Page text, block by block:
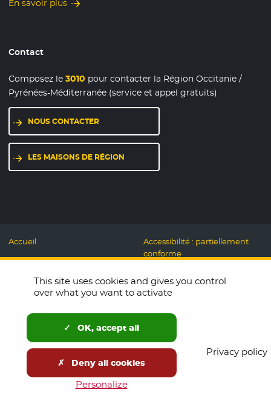
En savoir plus
Contact
Composez le3010 pour contacter la Région Occitanie /
Pyrénées-Méditerranée (service et appel gratuits)
NOUS CONTACTER
LES MAISONS DE RÉGION
Accueil
Mentions légales
Données personnelles et
Cookies
Espace presse
Télécharger le logo
English
Open Data
Accessibilité : partiellement
conforme
Responsable
Plan du site
Newsletters
This site uses cookies and gives you control
over what you want to activate
OK, accept all
Deny all cookies
Personalize
Privacy policy